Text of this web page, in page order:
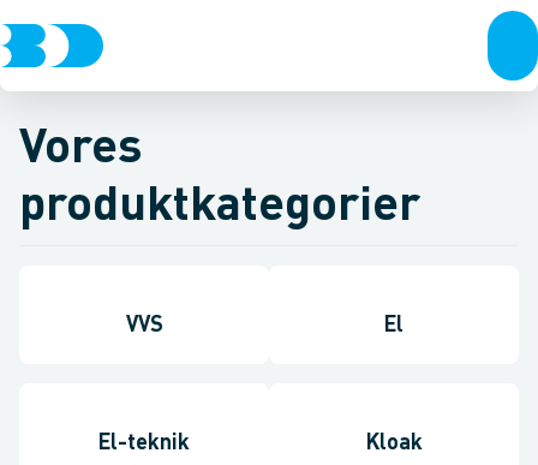
Vores
produktkategorier
VVS El
El-teknik Kloak